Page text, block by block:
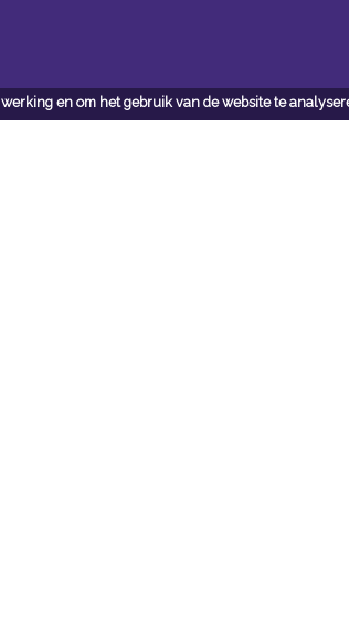
en om het gebruik van de website te